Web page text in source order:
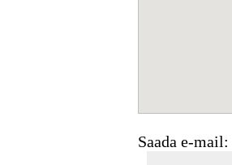
Saada e-mail: